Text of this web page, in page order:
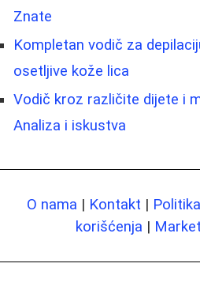
Znate
Kompletan vodič za
osetljive kože lica
Vodič kroz različite dijete i
Analiza i iskustva
O nama | Kontakt |
korišćenja |